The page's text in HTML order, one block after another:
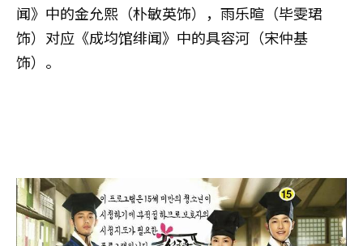
闻》中的金允熙（朴敏英饰），雨乐暄（毕雯珺
饰）对应《成均馆绯闻》中的具容河（宋仲基
饰）。